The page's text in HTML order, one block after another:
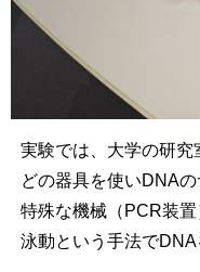
実験では、大学の研究
どの器具を使いDNA
特殊な機械（PCR装
泳動という手法でDNA